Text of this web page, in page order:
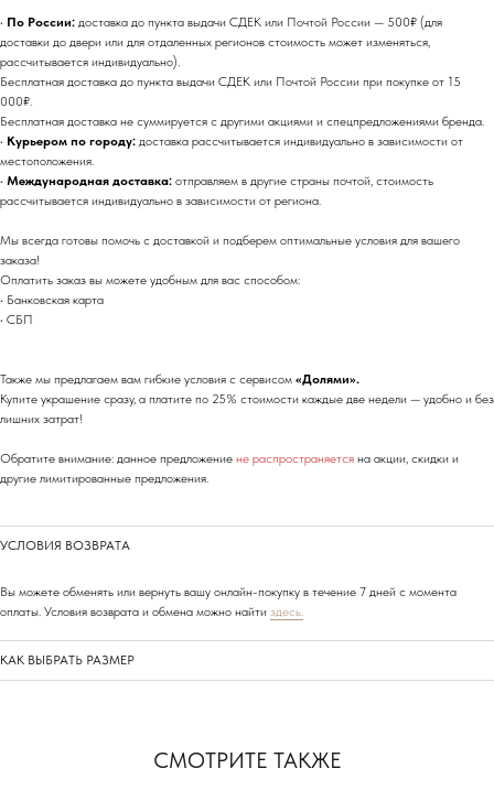
• По России: доставка до пункта выдачи СДЕК или Почтой России — 500₽ (для
доставки до двери или для отдаленных регионов стоимость может изменяться,
рассчитывается индивидуально).
Бесплатная доставка до пункта выдачи СДЕК или Почтой России при покупке от 15
000₽.
Бесплатная доставка не суммируется с другими акциями и спецпредложениями бренда.
• Курьером по городу: доставка рассчитывается индивидуально в зависимости от
местоположения.
• Международная доставка: отправляем в другие страны почтой, стоимость
рассчитывается индивидуально в зависимости от региона.
Мы всегда готовы помочь с доставкой и подберем оптимальные условия для вашего
заказа!
Оплатить заказ вы можете удобным для вас способом:
• Банковская карта
• СБП
Также мы предлагаем вам гибкие условия с сервисом «Долями».
Купите украшение сразу, а платите по 25% стоимости каждые две недели — удобно и без
лишних затрат!
Обратите внимание: данное предложение не распространяется на акции, скидки и
другие лимитированные предложения.
УСЛОВИЯ ВОЗВРАТА
Вы можете обменять или вернуть вашу онлайн-покупку в течение 7 дней с момента
оплаты. Условия возврата и обмена можно найти здесь.
КАК ВЫБРАТЬ РАЗМЕР
СМОТРИТЕ ТАКЖЕ